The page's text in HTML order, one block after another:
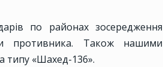
по районах зосередження
противника. Також нашими
типу «Шахед-136».